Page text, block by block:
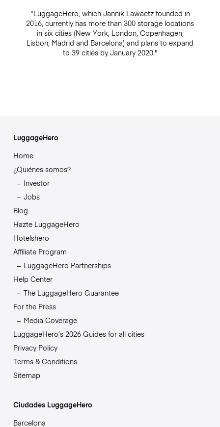
"LuggageHero, which Jannik Lawaetz founded in
2016, currently has more than 300 storage locations
in six cities (New York, London, Copenhagen,
Lisbon, Madrid and Barcelona) and plans to expand
to 39 cities by January 2020."
LuggageHero
Home
¿Quiénes somos?
Investor
Jobs
Blog
Hazte LuggageHero
Hotelshero
Affiliate Program
LuggageHero Partnerships
Help Center
The LuggageHero Guarantee
For the Press
Media Coverage
LuggageHero’s 2026 Guides for all cities
Privacy Policy
Terms & Conditions
Sitemap
Ciudades LuggageHero
Barcelona